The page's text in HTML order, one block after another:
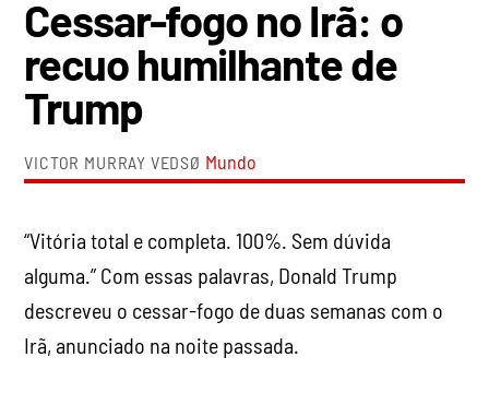
Cessar-fogo no Irã: o
recuo humilhante de
Trump
VICTOR MURRAY VEDSØ Mundo
“Vitória total e completa. 100%. Sem dúvida
alguma.” Com essas palavras, Donald Trump
descreveu o cessar-fogo de duas semanas com o
Irã, anunciado na noite passada.